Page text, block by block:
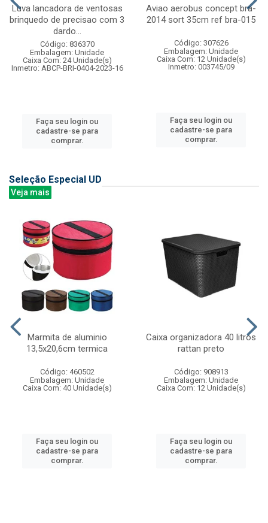
Luva lancadora de ventosas
brinquedo de precisao com 3
dardo...
Código: 836370
Embalagem: Unidade
Caixa Com: 24 Unidade(s)
Inmetro: ABCP-BRI-0404-2023-16
Faça seu login ou
cadastre-se para
comprar.
Aviao aerobus concept bra-
2014 sort 35cm ref bra-015
Código: 307626
Embalagem: Unidade
Caixa Com: 12 Unidade(s)
Inmetro: 003745/09
Faça seu login ou
cadastre-se para
comprar.
Seleção Especial UD
Veja mais
Marmita de aluminio
13,5x20,6cm termica
Código: 460502
Embalagem: Unidade
Caixa Com: 40 Unidade(s)
Faça seu login ou
cadastre-se para
comprar.
Caixa organizadora 40 litros
rattan preto
Código: 908913
Embalagem: Unidade
Caixa Com: 12 Unidade(s)
Faça seu login ou
cadastre-se para
comprar.